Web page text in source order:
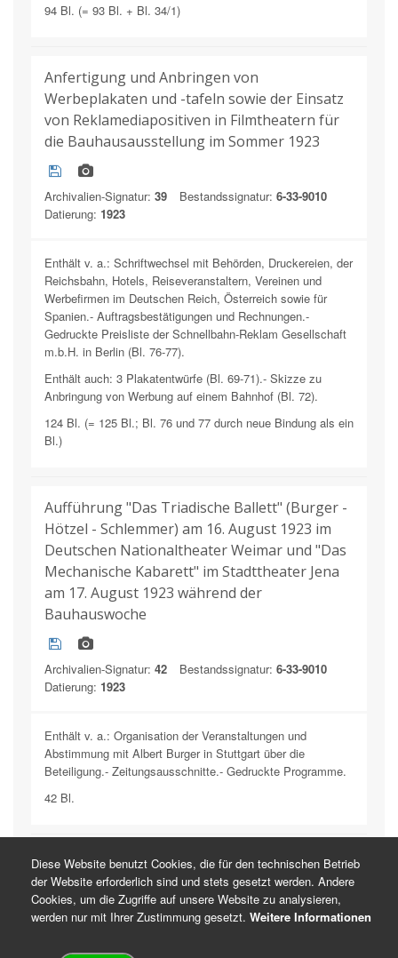
94 Bl. (= 93 Bl. + Bl. 34/1)
Anfertigung und Anbringen von
Werbeplakaten und -tafeln sowie der Einsatz
von Reklamediapositiven in Filmtheatern für
die Bauhausausstellung im Sommer 1923
Archivalien-Signatur: 39 Bestandssignatur: 6-33-9010
Datierung: 1923
Enthält v. a.: Schriftwechsel mit Behörden, Druckereien, der
Reichsbahn, Hotels, Reiseveranstaltern, Vereinen und
Werbefirmen im Deutschen Reich, Österreich sowie für
Spanien.- Auftragsbestätigungen und Rechnungen.-
Gedruckte Preisliste der Schnellbahn-Reklam Gesellschaft
m.b.H. in Berlin (Bl. 76-77).
Enthält auch: 3 Plakatentwürfe (Bl. 69-71).- Skizze zu
Anbringung von Werbung auf einem Bahnhof (Bl. 72).
124 Bl. (= 125 Bl.; Bl. 76 und 77 durch neue Bindung als ein
Bl.)
Aufführung "Das Triadische Ballett" (Burger -
Hötzel - Schlemmer) am 16. August 1923 im
Deutschen Nationaltheater Weimar und "Das
Mechanische Kabarett" im Stadttheater Jena
am 17. August 1923 während der
Bauhauswoche
Archivalien-Signatur: 42 Bestandssignatur: 6-33-9010
Datierung: 1923
Enthält v. a.: Organisation der Veranstaltungen und
Abstimmung mit Albert Burger in Stuttgart über die
Beteiligung.- Zeitungsausschnitte.- Gedruckte Programme.
42 Bl.
Ausleihe von Wechselrahmen bei Museen und
Kunstvereinigungen für das Aufhängen von
Bildern auf der Bauhausausstellung im
Diese Website benutzt Cookies, die für den technischen Betrieb
der Website erforderlich sind und stets gesetzt werden. Andere
Cookies, um die Zugriffe auf unsere Website zu analysieren,
werden nur mit Ihrer Zustimmung gesetzt. Weitere Informationen